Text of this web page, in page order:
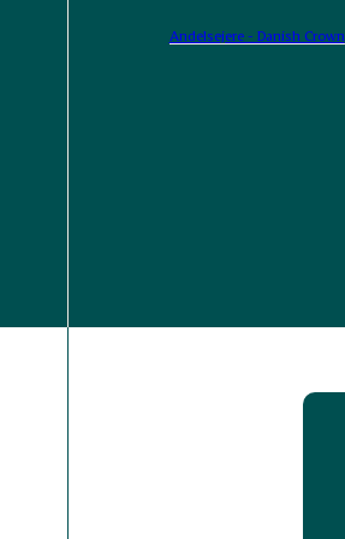
Andelsejere - Danish Crown